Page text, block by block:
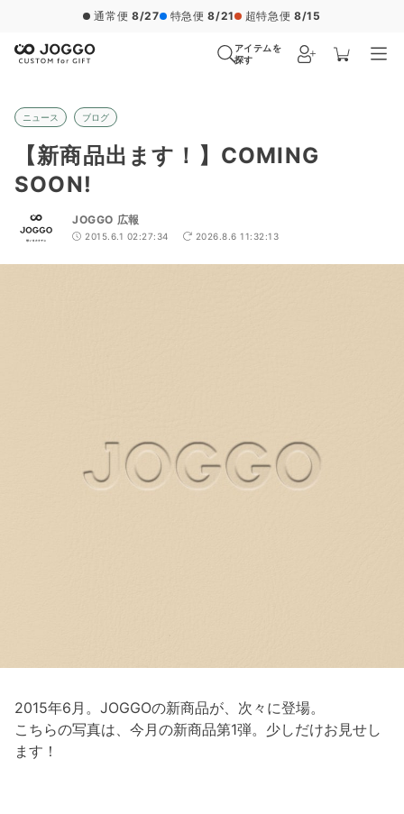
通常便 8/27 特急便 8/21 超特急便 8/15
アイテムを
探す
ニュース ブログ
【新商品出ます！】COMING
SOON!
JOGGO 広報
2015.6.1 02:27:34 2026.8.6 11:32:13
2015年6月。JOGGOの新商品が、次々に登場。
こちらの写真は、今月の新商品第1弾。少しだけお見せし
ます！